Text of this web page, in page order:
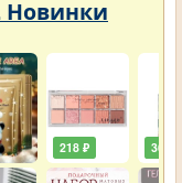
Новинки
218 ₽